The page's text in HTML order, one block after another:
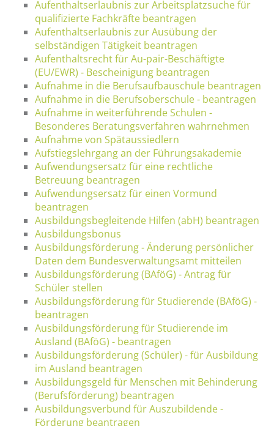
Aufenthaltserlaubnis zur Arbeitsplatzsuche für
qualifizierte Fachkräfte beantragen
Aufenthaltserlaubnis zur Ausübung der
selbständigen Tätigkeit beantragen
Aufenthaltsrecht für Au-pair-Beschäftigte
(EU/EWR) - Bescheinigung beantragen
Aufnahme in die Berufsaufbauschule beantragen
Aufnahme in die Berufsoberschule - beantragen
Aufnahme in weiterführende Schulen -
Besonderes Beratungsverfahren wahrnehmen
Aufnahme von Spätaussiedlern
Aufstiegslehrgang an der Führungsakademie
Aufwendungsersatz für eine rechtliche
Betreuung beantragen
Aufwendungsersatz für einen Vormund
beantragen
Ausbildungsbegleitende Hilfen (abH) beantragen
Ausbildungsbonus
Ausbildungsförderung - Änderung persönlicher
Daten dem Bundesverwaltungsamt mitteilen
Ausbildungsförderung (BAföG) - Antrag für
Schüler stellen
Ausbildungsförderung für Studierende (BAföG) -
beantragen
Ausbildungsförderung für Studierende im
Ausland (BAföG) - beantragen
Ausbildungsförderung (Schüler) - für Ausbildung
im Ausland beantragen
Ausbildungsgeld für Menschen mit Behinderung
(Berufsförderung) beantragen
Ausbildungsverbund für Auszubildende -
Förderung beantragen